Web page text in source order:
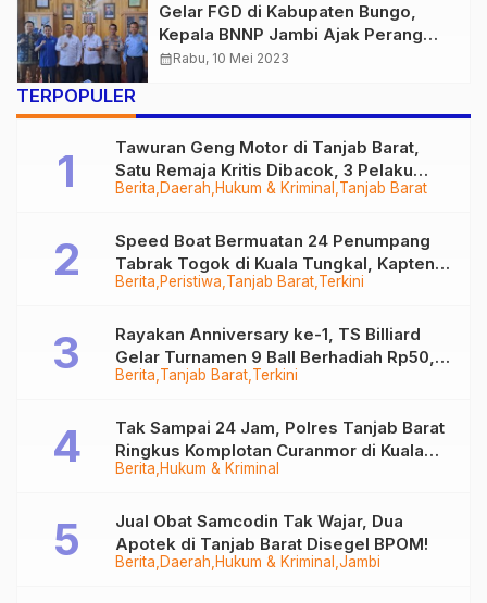
Gelar FGD di Kabupaten Bungo,
Kepala BNNP Jambi Ajak Perang
Melawan Narkoba (War On Drugs)
calendar_monthRabu, 10 Mei 2023
TERPOPULER
Berita Daerah Hukum & Kriminal Tanjab Barat
Tawuran Geng Motor di Tanjab Barat,
Satu Remaja Kritis Dibacok, 3 Pelaku
Ditangkap
Berita Peristiwa Tanjab Barat Terkini
Speed Boat Bermuatan 24 Penumpang
Tabrak Togok di Kuala Tungkal, Kapten
Sempat Hilang
Berita Tanjab Barat Terkini
Rayakan Anniversary ke-1, TS Billiard
Gelar Turnamen 9 Ball Berhadiah Rp50,8
Juta
Berita Hukum & Kriminal
Tak Sampai 24 Jam, Polres Tanjab Barat
Ringkus Komplotan Curanmor di Kuala
Tungkal
Berita Daerah Hukum & Kriminal Jambi
Jual Obat Samcodin Tak Wajar, Dua
Apotek di Tanjab Barat Disegel BPOM!